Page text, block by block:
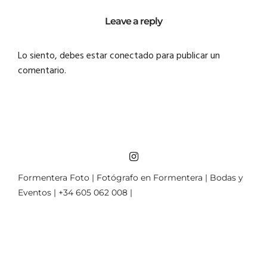
Leave a reply
Lo siento, debes estarconectadopara publicar un
comentario.
Formentera Foto | Fotógrafo en Formentera | Bodas y
Eventos | +34 605 062 008 |